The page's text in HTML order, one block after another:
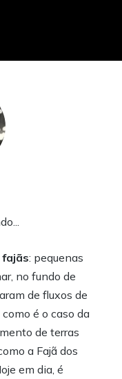
fajãs: pequenas
no fundo de
de fluxos de
é o caso da
de terras
a Fajã dos
em dia, é